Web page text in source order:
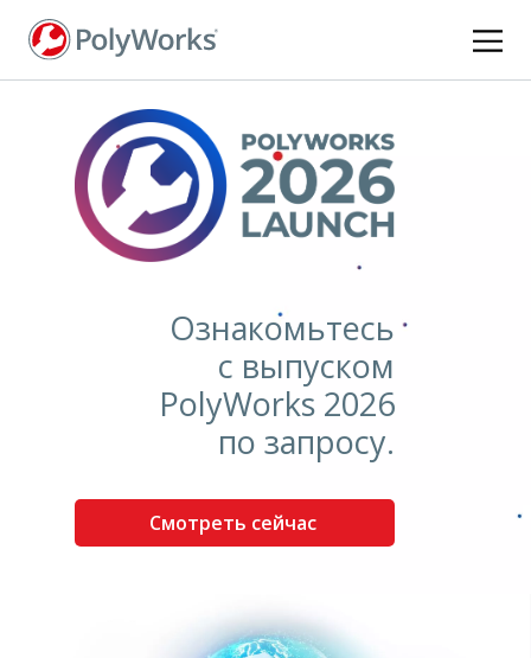
Перейти
Ознакомьтесь
с выпуском
PolyWorks 2026
по запросу.
Смотреть сейчас